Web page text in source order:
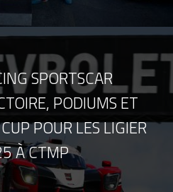
SPORTSCAR
PODIUMS ET
POUR LES LIGIER
À CTMP